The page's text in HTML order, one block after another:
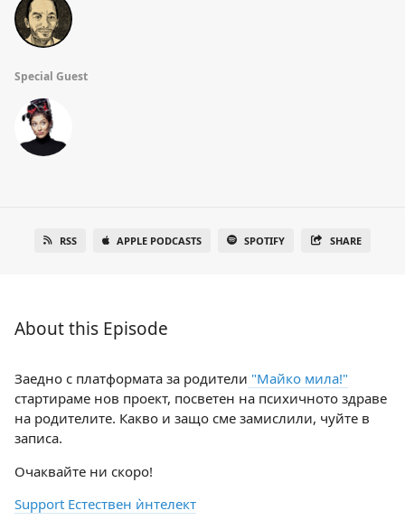
Special Guest
RSS APPLE PODCASTS SPOTIFY SHARE
About this Episode
Заедно с платформата за родители "Майко мила!"
стартираме нов проект, посветен на психичното здраве
на родителите. Какво и защо сме замислили, чуйте в
записа.
Очаквайте ни скоро!
Support Естествен ѝнтелект